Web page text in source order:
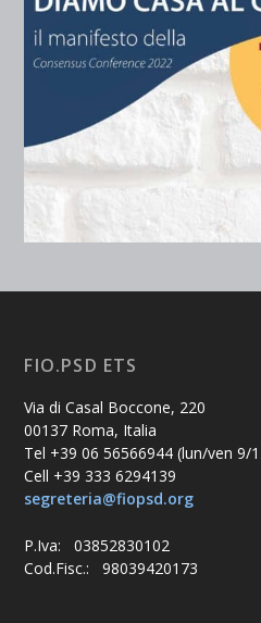
FIO.PSD ETS
Via di Casal Boccone, 220
00137 Roma, Italia
Tel +39 06 56566944 (lun/ven 9/
Cell +39 333 6294139
segreteria@fiopsd.org
P.Iva: 03852830102
Cod.Fisc.: 98039420173